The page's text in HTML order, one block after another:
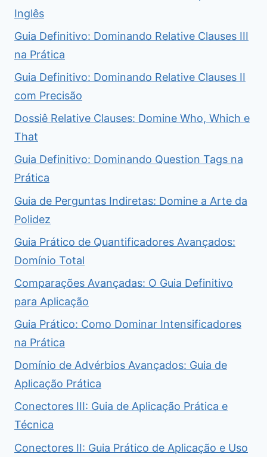
Inglês
Guia Definitivo: Dominando Relative Clauses III
na Prática
Guia Definitivo: Dominando Relative Clauses II
com Precisão
Dossiê Relative Clauses: Domine Who, Which e
That
Guia Definitivo: Dominando Question Tags na
Prática
Guia de Perguntas Indiretas: Domine a Arte da
Polidez
Guia Prático de Quantificadores Avançados:
Domínio Total
Comparações Avançadas: O Guia Definitivo
para Aplicação
Guia Prático: Como Dominar Intensificadores
na Prática
Domínio de Advérbios Avançados: Guia de
Aplicação Prática
Conectores III: Guia de Aplicação Prática e
Técnica
Conectores II: Guia Prático de Aplicação e Uso